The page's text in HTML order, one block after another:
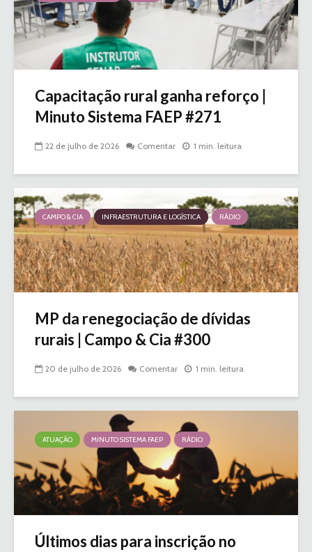
Capacitação rural ganha reforço |
Minuto Sistema FAEP #271
22 de julho de 2026 Comentar 1 min. leitura
CAMPO & CIA INFRAESTRUTURA E LOGÍSTICA RÁDIO
MP da renegociação de dívidas
rurais | Campo & Cia #300
20 de julho de 2026 Comentar 1 min. leitura
ATUAÇÃO MINUTO SISTEMA FAEP RÁDIO
Últimos dias para inscrição no